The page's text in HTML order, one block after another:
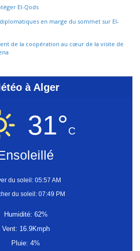
El-Qods
en marge du sommet sur El-
de la coopération au cœur de la visite de
à Alger
31°C
du soleil: 05:57 AM
du soleil: 07:49 PM
Humidité: 62%
Vent: 16.9Kmph
Pluie: 4%